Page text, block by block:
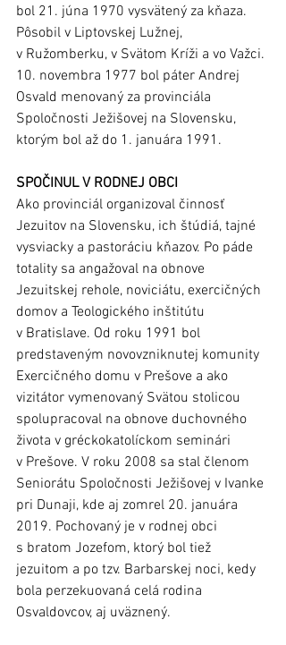
bol 21. júna 1970 vysvätený za kňaza.
Pôsobil v Liptovskej Lužnej,
v Ružomberku, v Svätom Kríži a vo Važci.
10. novembra 1977 bol páter Andrej
Osvald menovaný za provinciála
Spoločnosti Ježišovej na Slovensku,
ktorým bol až do 1. januára 1991.
SPOČINUL V RODNEJ OBCI
Ako provinciál organizoval činnosť
Jezuitov na Slovensku, ich štúdiá, tajné
vysviacky a pastoráciu kňazov. Po páde
totality sa angažoval na obnove
Jezuitskej rehole, noviciátu, exercičných
domov a Teologického inštitútu
v Bratislave. Od roku 1991 bol
predstaveným novovzniknutej komunity
Exercičného domu v Prešove a ako
vizitátor vymenovaný Svätou stolicou
spolupracoval na obnove duchovného
života v gréckokatolíckom seminári
v Prešove. V roku 2008 sa stal členom
Seniorátu Spoločnosti Ježišovej v Ivanke
pri Dunaji, kde aj zomrel 20. januára
2019. Pochovaný je v rodnej obci
s bratom Jozefom, ktorý bol tiež
jezuitom a po tzv. Barbarskej noci, kedy
bola perzekuovaná celá rodina
Osvaldovcov, aj uväznený.